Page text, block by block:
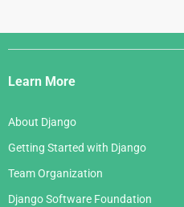
Django
Links
Learn More
About Django
Getting Started with Django
Team Organization
Django Software Foundation